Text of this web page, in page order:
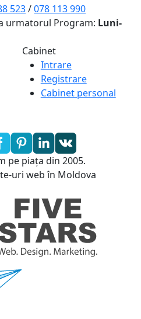
523/078 113 990
urmatorul Program: Luni-
Cabinet
Intrare
Registrare
Cabinet personal
pe piața din 2005.
uri web în Moldova